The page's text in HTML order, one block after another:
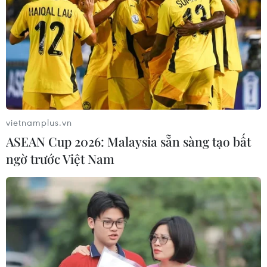
08/08/2026 07:09
Vụ phế liệu bằng sắt, nhọn rơi trên
cao tốc: Tài xế xe chở mắc nhiều lỗi vi
phạm
08/08/2026 06:37
Dự án Sân bay Phú Quốc tăng tốc thi
công, sẽ cán mốc vận hành từ tháng
4/2027
08/08/2026 04:30
Metro Nhổn-Ga Hà Nội đã “cõng”
hơn 14 triệu lượt khách sau 2 năm
vietnamplus.vn
ASEAN Cup 2026: Malaysia sẵn sàng tạo bất
ngờ trước Việt Nam